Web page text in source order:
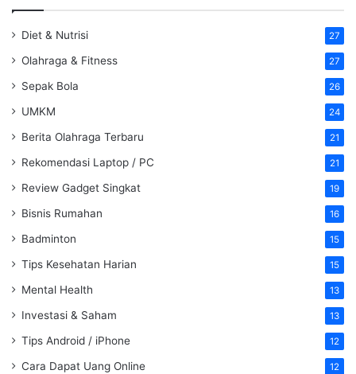
Diet & Nutrisi 27
Olahraga & Fitness 27
Sepak Bola 26
UMKM 24
Berita Olahraga Terbaru 21
Rekomendasi Laptop / PC 21
Review Gadget Singkat 19
Bisnis Rumahan 16
Badminton 15
Tips Kesehatan Harian 15
Mental Health 13
Investasi & Saham 13
Tips Android / iPhone 12
Cara Dapat Uang Online 12